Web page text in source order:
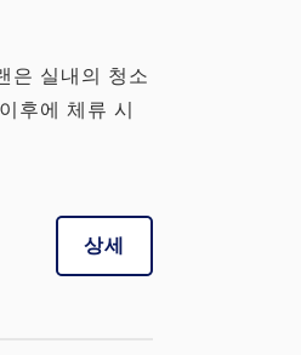
은 실내의 청소
후에 체류 시
상세